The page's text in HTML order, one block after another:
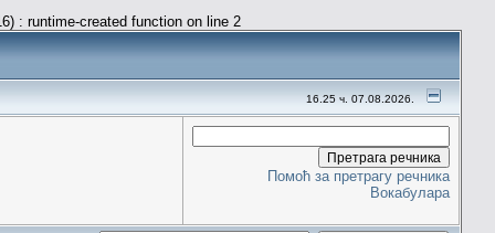
: runtime-created function on line 2
16.25 ч. 07.08.2026.
Помоћ за претрагу речника
Вокабулара